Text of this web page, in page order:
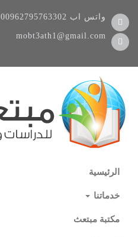
00962795763302 واتس اب
mobt3ath1@gmail.com
الرئيسية
خدماتنا
مكتبة مبتعث